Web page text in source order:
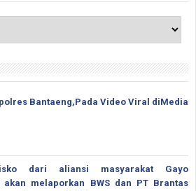
Bantaeng,Pada Video Viral diMedia
dari aliansi masyarakat Gayo
akan melaporkan BWS dan PT Brantas